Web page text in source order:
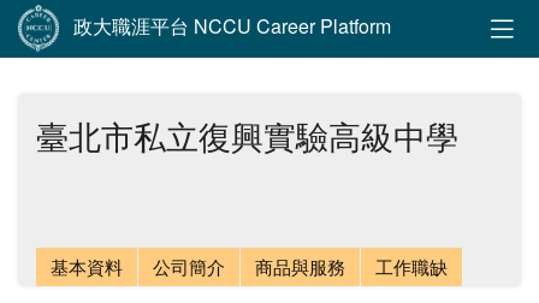
政大職涯平台 NCCU Career Platform
臺北市私立復興實驗高級中學
基本資料 公司簡介 商品與服務 工作職缺